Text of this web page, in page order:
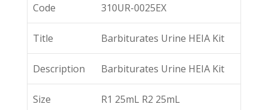
Code 310UR-0025EX
Title Barbiturates Urine HEIA Kit
Description Barbiturates Urine HEIA Kit
Size R1 25mL R2 25mL